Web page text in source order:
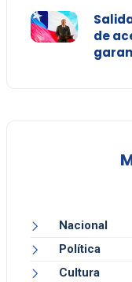
de
Nacional
Política
Cultura